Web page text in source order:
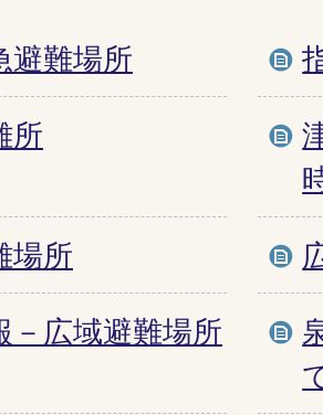
避難場所
所
場所
－広域避難場所